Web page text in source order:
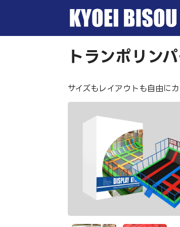
トランポリン
サイズもレイアウトも自由に